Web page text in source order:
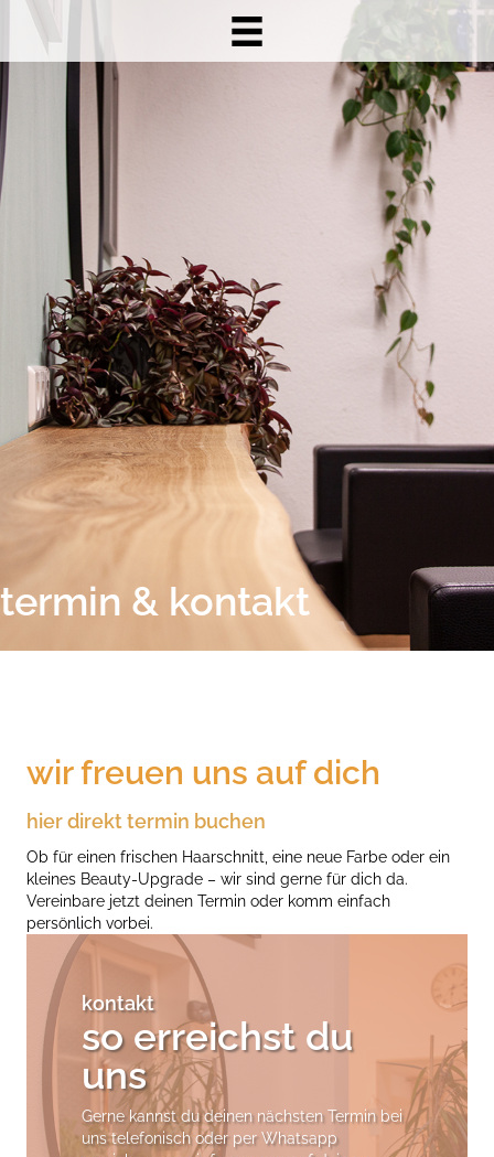
termin & kontakt
wir freuen uns auf dich
hier direkt termin buchen
Ob für einen frischen Haarschnitt, eine neue Farbe oder ein
kleines Beauty-Upgrade – wir sind gerne für dich da.
Vereinbare jetzt deinen Termin oder komm einfach
persönlich vorbei.
kontakt
so erreichst du
uns
Gerne kannst du deinen nächsten Termin bei
uns telefonisch oder per Whatsapp